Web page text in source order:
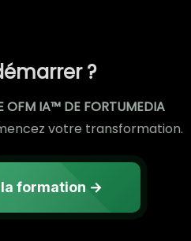
?
OFM IA™ DE FORTUMEDIA
votre transformation.
formation →